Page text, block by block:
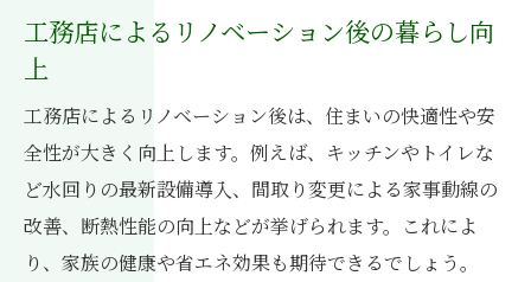
工務店によるリノベーション後の暮らし向
上
工務店によるリノベーション後は、住まいの快適性や安
全性が大きく向上します。例えば、キッチンやトイレな
ど水回りの最新設備導入、間取り変更による家事動線の
改善、断熱性能の向上などが挙げられます。これによ
り、家族の健康や省エネ効果も期待できるでしょう。